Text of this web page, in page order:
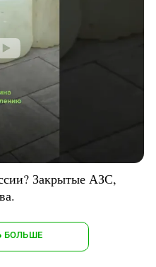
Закрытые АЗС,
БОЛЬШЕ